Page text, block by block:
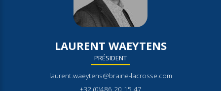
LAURENT WAEYTENS
PRÉSIDENT
laurent.waeytens@braine-lacrosse.com
+32 (0)486 20 15 47